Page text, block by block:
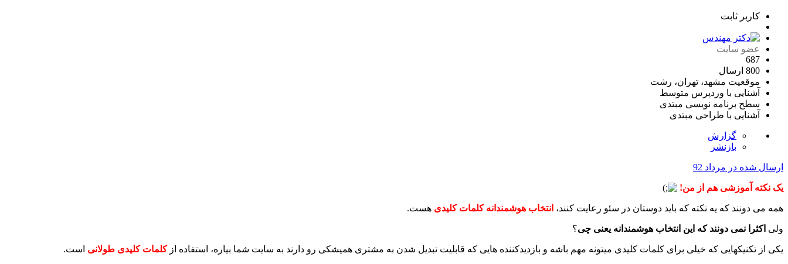
کاربر ثابت
عضو سایت
687
800 ارسال
موقعیت مشهد، تهران، رشت
آشنایی با وردپرس متوسط
سطح برنامه نویسی مبتدی
آشنایی با طراحی مبتدی
گزارش
بازنشر
ارسال شده در مرداد 92
یک نکته آموزشی هم از من!
همه می دونند که یه نکته که باید دوستان در سئو رعایت کنند، انتخاب هوشمندانه کلمات کلیدی هست.
ولی اکثرا نمی دونند که این انتخاب هوشمندانه یعنی چی؟
یکی از تکنیکهایی که خیلی برای کلمات کلیدی میتونه مهم باشه و بازدیدکننده هایی که قابلیت تبدیل شدن به مشتری همیشکی رو دارند به سایت شما بیاره، استفاده از کلمات کلیدی طولانی است.